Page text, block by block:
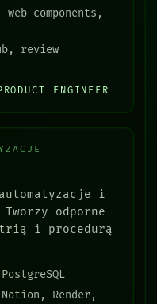
components,
review
ENGINEER
i
odporne
i procedurą
Render,